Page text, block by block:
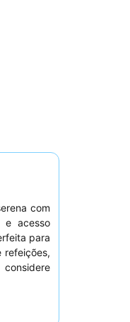
com
e acesso
para